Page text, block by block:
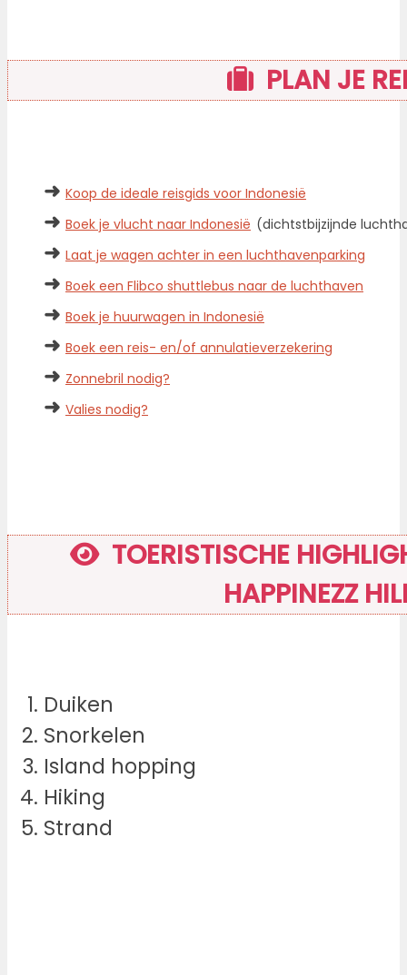
PLAN JE
➜ Koop de ideale reisgids voor Indonesië
➜ Boek je vlucht naar Indonesië (dichtstbijzijnde
➜ Laat je wagen achter in een luchthavenparking
➜ Boek een Flibco shuttlebus naar de luchthaven
➜ Boek je huurwagen in Indonesië
➜ Boek een reis- en/of annulatieverzekering
➜ Zonnebril nodig?
➜ Valies nodig?
TOERISTISCHE
HAPPINEZZ
Duiken
Snorkelen
Island hopping
Hiking
Strand